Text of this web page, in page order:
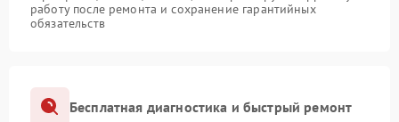
работу после ремонта и сохранение гарантийных
обязательств
Бесплатная диагностика и быстрый ремонт